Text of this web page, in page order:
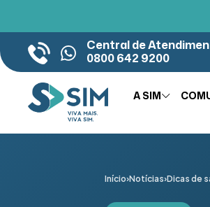
Central de
0800 642 9200
A SIM
Início›Notícias›Dicas de